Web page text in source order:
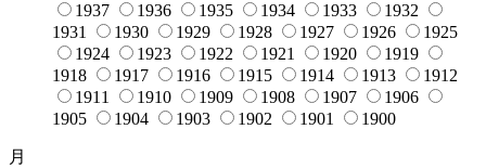
1937
1936 1935 1934 1933
1932
1931
1930 1929 1928 1927 1926
1925
1924
1923 1922 1921 1920
1919
1918
1917 1916 1915 1914 1913
1912
1911
1910 1909 1908 1907
1906
1905
1904 1903 1902 1901 1900
月